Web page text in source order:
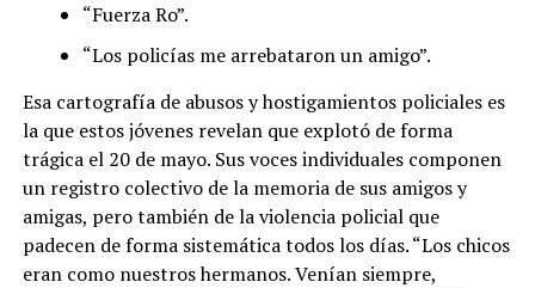
“Fuerza Ro”.
“Los policías me arrebataron un amigo”.
Esa cartografía de abusos y hostigamientos policiales es
la que estos jóvenes revelan que explotó de forma
trágica el 20 de mayo. Sus voces individuales componen
un registro colectivo de la memoria de sus amigos y
amigas, pero también de la violencia policial que
padecen de forma sistemática todos los días. “Los chicos
eran como nuestros hermanos. Venían siempre,